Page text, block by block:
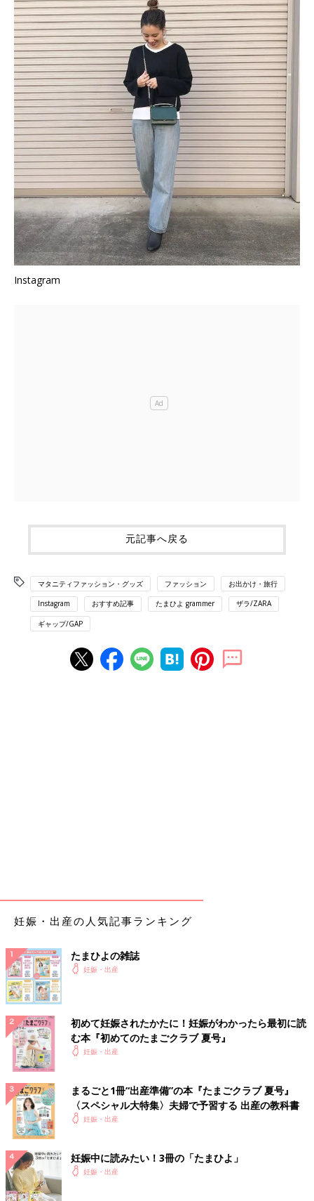
Instagram
元記事へ戻る
マタニティファッション・グッズ ファッション お出かけ・旅行
Instagram おすすめ記事 たまひよ grammer ザラ/ZARA
ギャップ/GAP
妊娠・出産の人気記事ランキング
たまひよの雑誌
妊娠・出産
初めて妊娠されたかたに！妊娠がわかったら最初に読
む本『初めてのたまごクラブ 夏号』
妊娠・出産
まるごと1冊“出産準備”の本『たまごクラブ 夏号』
〈スペシャル大特集〉夫婦で予習する 出産の教科書
妊娠・出産
妊娠中に読みたい！3冊の「たまひよ」
妊娠・出産